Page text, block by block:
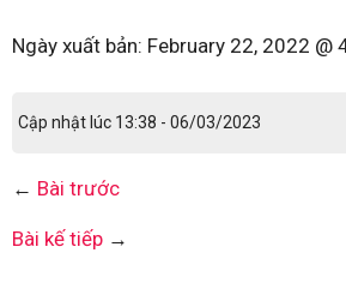
Ngày xuất bản: February 22, 2022 @
Cập nhật lúc 13:38 - 06/03/2023
← Bài trước
Bài kế tiếp →